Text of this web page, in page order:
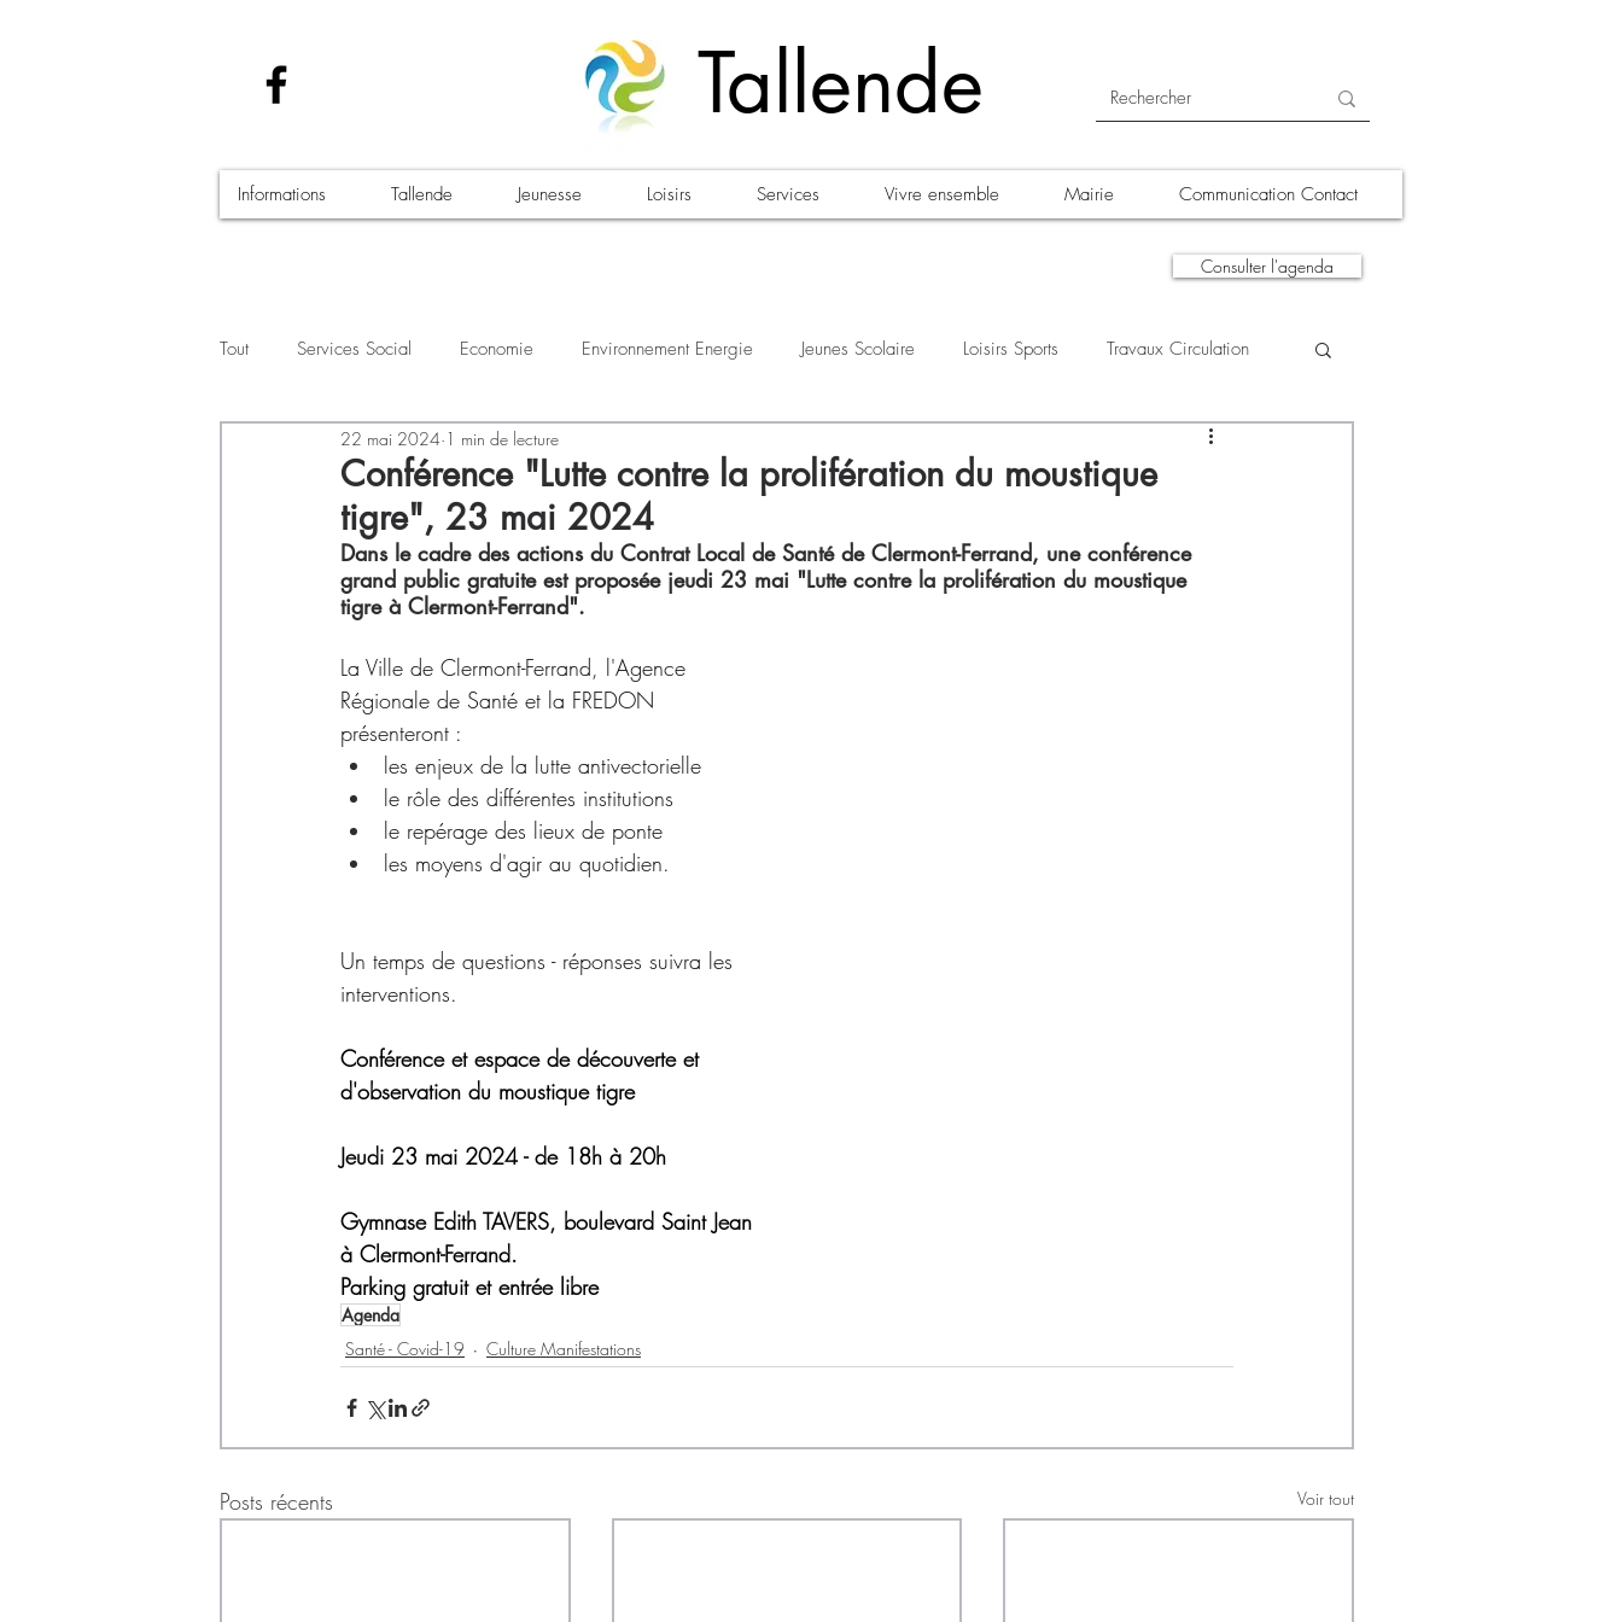
Tallende
Informations Tallende Jeunesse Loisirs Services Vivre ensemble Mairie Communication Contact
Consulter l'agenda
Tout Services Social Economie Environnement Energie Jeunes Scolaire Loisirs Sports Travaux Circulation
Santé - Covid-19 Culture Manifestations A la une
Conférence "Lutte contre la prolifération du moustique
tigre", 23 mai 2024
22 mai 2024 1 min de lecture
Dans le cadre des actions du Contrat Local de Santé de Clermont-Ferrand, une conférence
grand public gratuite est proposée jeudi 23 mai "Lutte contre la prolifération du moustique
tigre à Clermont-Ferrand".
La Ville de Clermont-Ferrand, l'Agence
Régionale de Santé et la FREDON
présenteront :
les enjeux de la lutte antivectorielle
le rôle des différentes institutions
le repérage des lieux de ponte
les moyens d'agir au quotidien.
Un temps de questions - réponses suivra les
interventions.
Conférence et espace de découverte et
d'observation du moustique tigre
Jeudi 23 mai 2024 - de 18h à 20h
Gymnase Edith TAVERS, boulevard Saint Jean
à Clermont-Ferrand.
Parking gratuit et entrée libre
Agenda
Santé - Covid-19
Culture Manifestations
Posts récents Voir tout